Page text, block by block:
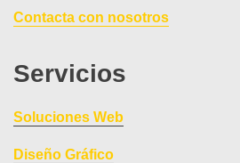
Contacta con nosotros
Servicios
Soluciones Web
Diseño Gráfico